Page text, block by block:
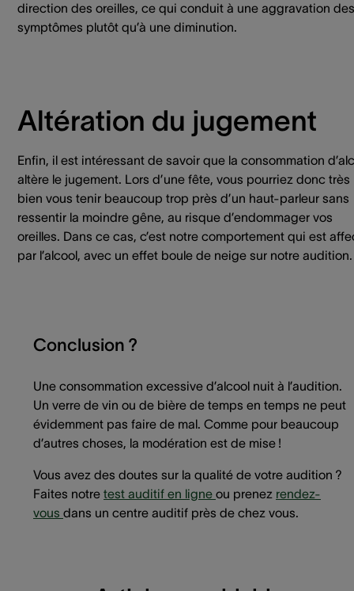
direction des oreilles, ce qui conduit à une aggravation des
symptômes plutôt qu’à une diminution.
Altération du jugement
Enfin, il est intéressant de savoir que la consommation
altère le jugement. Lors d’une fête, vous pourriez donc très
bien vous tenir beaucoup trop près d’un haut-parleur sans
ressentir la moindre gêne, au risque d’endommager vos
oreilles. Dans ce cas, c’est notre comportement qui est
par l’alcool, avec un effet boule de neige sur notre audition.
Conclusion ?
Une consommation excessive d’alcool nuit à l’audition.
Un verre de vin ou de bière de temps en temps ne peut
évidemment pas faire de mal. Comme pour beaucoup
d’autres choses, la modération est de mise !
Vous avez des doutes sur la qualité de votre audition ?
Faites notre test auditif en ligne ou prenez rendez-
vous dans un centre auditif près de chez vous.